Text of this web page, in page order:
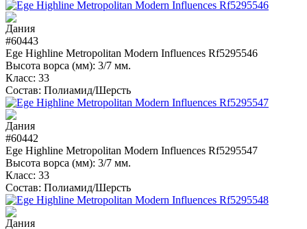
#60443
Ege Highline Metropolitan Modern Influences Rf5295546
Высота ворса (мм): 3/7 мм.
Класс: 33
Состав: Полиамид/Шерсть
#60442
Ege Highline Metropolitan Modern Influences Rf5295547
Высота ворса (мм): 3/7 мм.
Класс: 33
Состав: Полиамид/Шерсть